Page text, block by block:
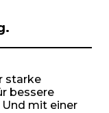
starke
bessere
mit einer